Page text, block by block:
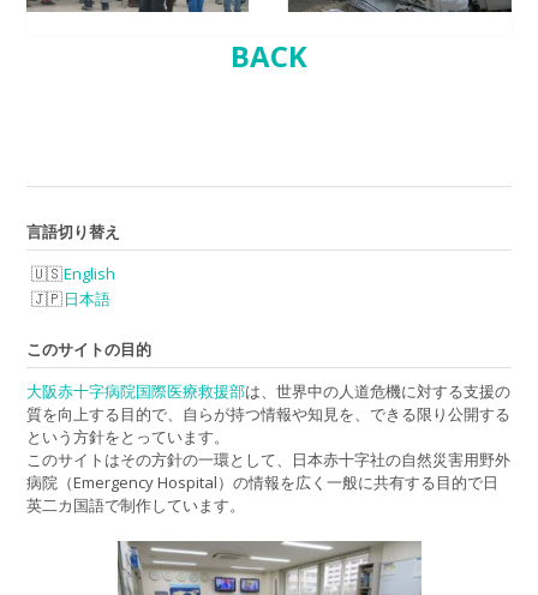
BACK
言語切り替え
English
日本語
このサイトの目的
大阪赤十字病院国際医療救援部は、世界中の人道危機に対する支援の
質を向上する目的で、自らが持つ情報や知見を、できる限り公開する
という方針をとっています。
このサイトはその方針の一環として、日本赤十字社の自然災害用野外
病院（Emergency Hospital）の情報を広く一般に共有する目的で日
英二カ国語で制作しています。